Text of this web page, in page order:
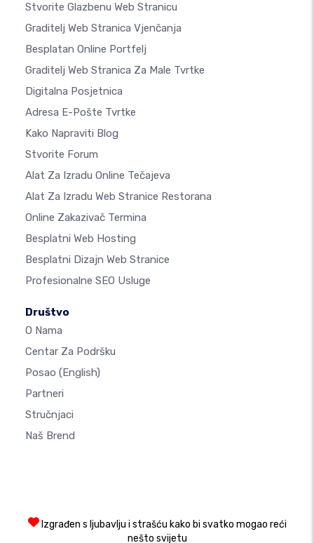
Stvorite Glazbenu Web Stranicu
Graditelj Web Stranica Vjenčanja
Besplatan Online Portfelj
Graditelj Web Stranica Za Male Tvrtke
Digitalna Posjetnica
Adresa E-Pošte Tvrtke
Kako Napraviti Blog
Stvorite Forum
Alat Za Izradu Online Tečajeva
Alat Za Izradu Web Stranice Restorana
Online Zakazivač Termina
Besplatni Web Hosting
Besplatni Dizajn Web Stranice
Profesionalne SEO Usluge
Društvo
O Nama
Centar Za Podršku
Posao (English)
Partneri
Stručnjaci
Naš Brend
Izgrađen s ljubavlju i strašću kako bi svatko mogao reći
nešto svijetu